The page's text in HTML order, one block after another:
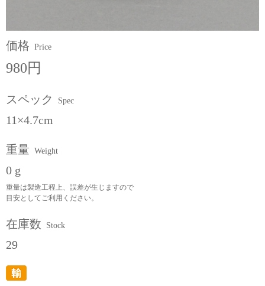
価格 Price
980円
スペック Spec
11×4.7cm
重量 Weight
0 g
重量は製造工程上、誤差が生じますので
目安としてご利用ください。
在庫数 Stock
29